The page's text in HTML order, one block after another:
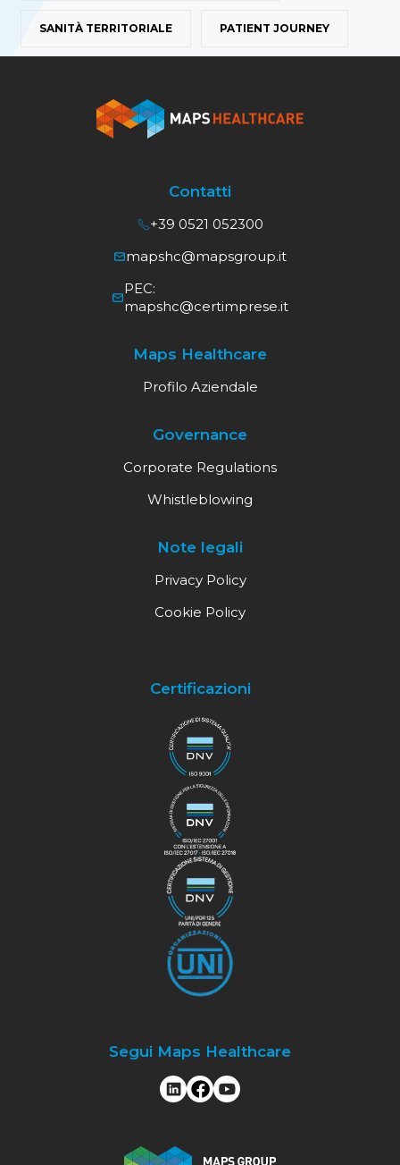
SANITÀ TERRITORIALE PATIENT JOURNEY
Contatti
+39 0521 052300
mapshc@mapsgroup.it
PEC:
mapshc@certimprese.it
Maps Healthcare
Profilo Aziendale
Governance
Corporate Regulations
Whistleblowing
Note legali
Privacy Policy
Cookie Policy
Certificazioni
Segui Maps Healthcare